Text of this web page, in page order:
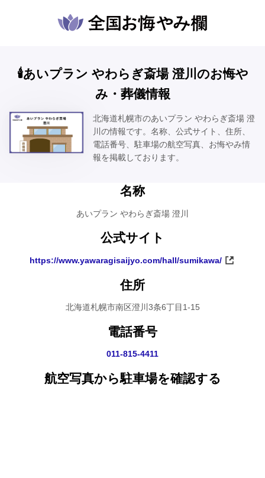
🕯️あいプラン やわらぎ斎場 澄川のお悔や
み・葬儀情報
北海道札幌市のあいプラン やわらぎ斎場 澄
川の情報です。名称、公式サイト、住所、
電話番号、駐車場の航空写真、お悔やみ情
報を掲載しております。
名称
あいプラン やわらぎ斎場 澄川
公式サイト
https://www.yawaragisaijyo.com/hall/sumikawa/
住所
北海道札幌市南区澄川3条6丁目1-15
電話番号
011-815-4411
航空写真から駐車場を確認する